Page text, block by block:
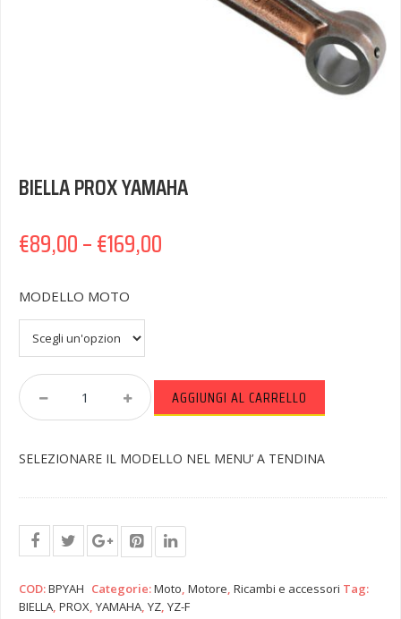
BIELLA PROX YAMAHA
€89,00–€169,00
MODELLO MOTO
BIELLA
PROX
YAMAHA
AGGIUNGI AL CARRELLO
SELEZIONARE IL MODELLO NEL MENU’ A TENDINA
COD:BPYAH Categorie:Moto, Motore, Ricambi e accessori Tag:
BIELLA, PROX, YAMAHA, YZ, YZ-F